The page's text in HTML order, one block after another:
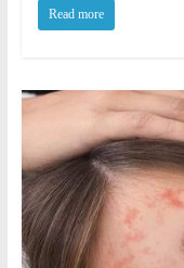
Read more